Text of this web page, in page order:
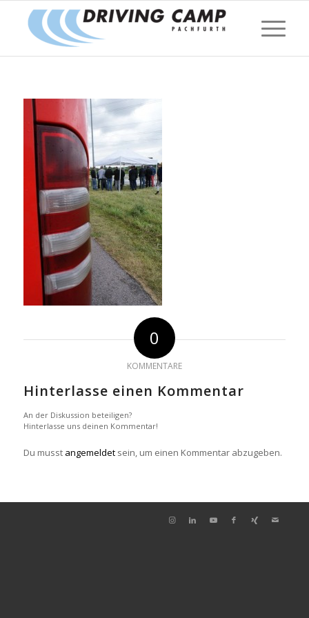
0
KOMMENTARE
Hinterlasse einen Kommentar
An der Diskussion beteiligen?
Hinterlasse uns deinen Kommentar!
Du musst angemeldetsein, um einen Kommentar abzugeben.